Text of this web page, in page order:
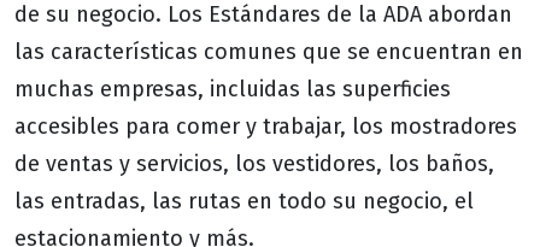
de su negocio. Los Estándares de la ADA abordan
las características comunes que se encuentran en
muchas empresas, incluidas las superficies
accesibles para comer y trabajar, los mostradores
de ventas y servicios, los vestidores, los baños,
las entradas, las rutas en todo su negocio, el
estacionamiento y más.